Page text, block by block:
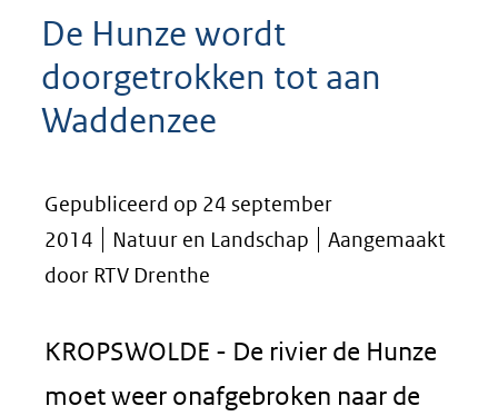
De Hunze wordt
doorgetrokken tot aan
Waddenzee
Gepubliceerd op 24 september
2014
Natuur en Landschap
Aangemaakt
door RTV Drenthe
KROPSWOLDE - De rivier de Hunze
moet weer onafgebroken naar de